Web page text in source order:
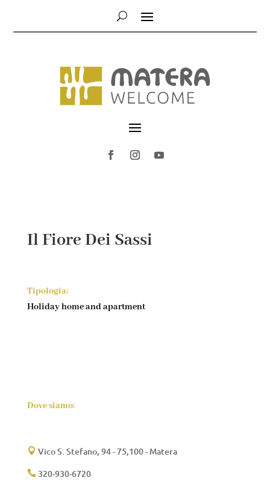
Il Fiore Dei Sassi
Tipologia:
Holiday home and apartment
Dove siamo:
 Vico S. Stefano, 94 - 75,100 - Matera
320-930-6720